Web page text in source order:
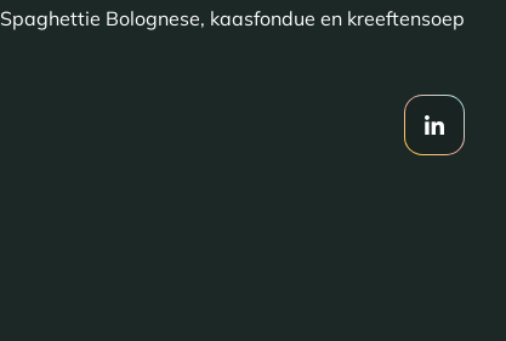
Spaghettie Bolognese, kaasfondue en kreeftensoep